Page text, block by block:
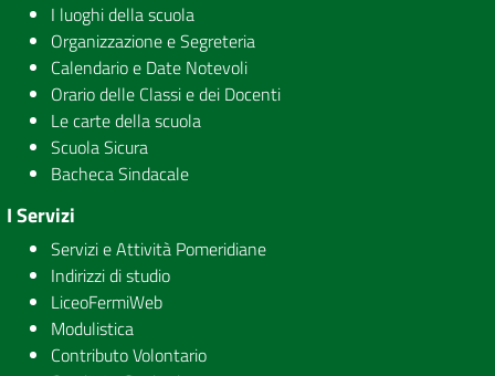
I luoghi della scuola
Organizzazione e Segreteria
Calendario e Date Notevoli
Orario delle Classi e dei Docenti
Le carte della scuola
Scuola Sicura
Bacheca Sindacale
I Servizi
Servizi e Attività Pomeridiane
Indirizzi di studio
LiceoFermiWeb
Modulistica
Contributo Volontario